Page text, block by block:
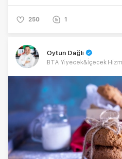
250 1
Oytun Dağlı
BTA Yiyecek&İçecek